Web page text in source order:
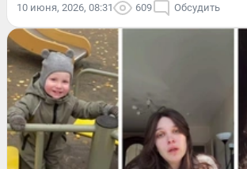
10 июня, 2026, 08:31 609 Обсудить